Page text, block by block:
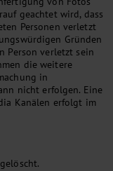
geachtet wird, dass
Personen verletzt
Gründen
Person verletzt sein
die weitere
in
nicht erfolgen. Eine
Kanälen erfolgt im